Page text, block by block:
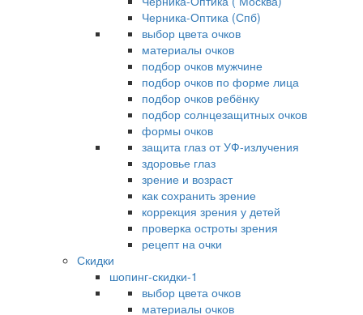
Черника-Оптика (Спб)
выбор цвета очков
материалы очков
подбор очков мужчине
подбор очков по форме лица
подбор очков ребёнку
подбор солнцезащитных очков
формы очков
защита глаз от УФ-излучения
здоровье глаз
зрение и возраст
как сохранить зрение
коррекция зрения у детей
проверка остроты зрения
рецепт на очки
Скидки
шопинг-скидки-1
выбор цвета очков
материалы очков